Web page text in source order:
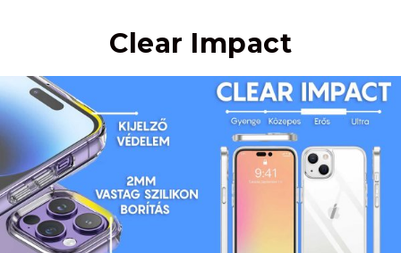
Clear Impact